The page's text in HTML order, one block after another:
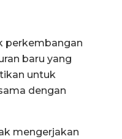
perkembangan
baru yang
untuk
dengan
mengerjakan